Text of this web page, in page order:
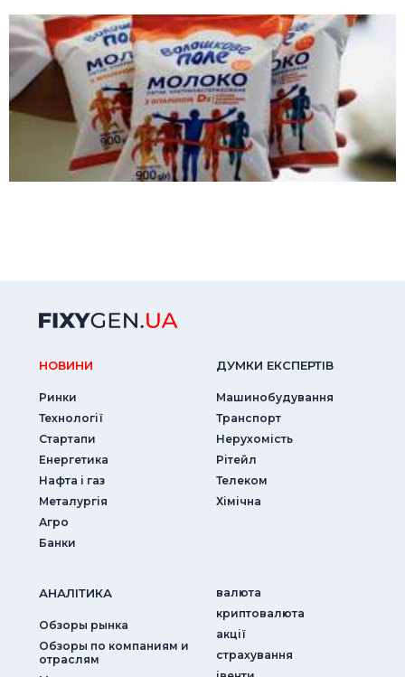
НОВИНИ
Ринки
Технології
Стартапи
Енергетика
Нафта і газ
Металургія
Агро
Банки
ДУМКИ ЕКСПЕРТIВ
Машинобудування
Транспорт
Нерухомість
Рітейл
Телеком
Хімічна
АНАЛIТИКА
Обзоры рынка
Обзоры по компаниям и
отраслям
валюта
криптовалюта
акції
страхування